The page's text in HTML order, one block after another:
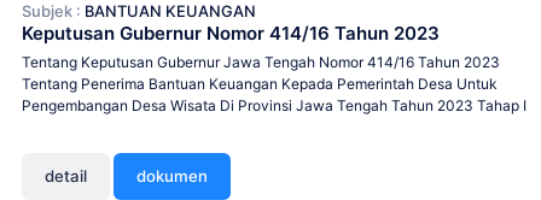
Subjek : BANTUAN KEUANGAN
Keputusan Gubernur Nomor 414/16 Tahun 2023
Tentang Keputusan Gubernur Jawa Tengah Nomor 414/16 Tahun 2023
Tentang Penerima Bantuan Keuangan Kepada Pemerintah Desa Untuk
Pengembangan Desa Wisata Di Provinsi Jawa Tengah Tahun 2023 Tahap I
detail dokumen